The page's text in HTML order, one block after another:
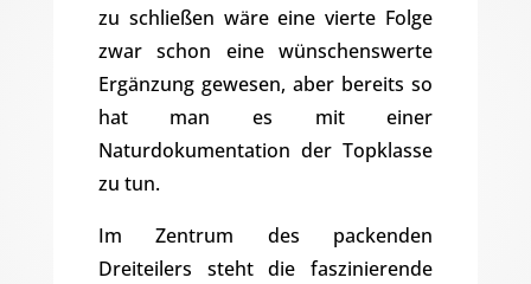
zu schließen wäre eine vierte Folge
zwar schon eine wünschenswerte
Ergänzung gewesen, aber bereits so
hat man es mit einer
Naturdokumentation der Topklasse
zu tun.
Im Zentrum des packenden
Dreiteilers steht die faszinierende